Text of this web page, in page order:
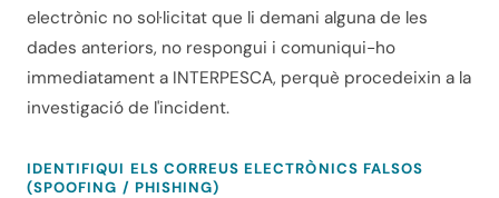
electrònic no sol·licitat que li demani alguna de les
dades anteriors, no respongui i comuniqui-ho
immediatament a INTERPESCA, perquè procedeixin a la
investigació de l'incident.
IDENTIFIQUI ELS CORREUS ELECTRÒNICS FALSOS
(SPOOFING / PHISHING)